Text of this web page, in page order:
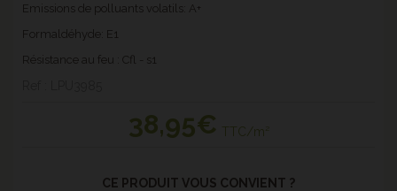
Emissions de polluants volatils: A+
Formaldéhyde: E1
Résistance au feu : Cfl - s1
38,95€ TTC/m²
CE PRODUIT VOUS CONVIENT ?